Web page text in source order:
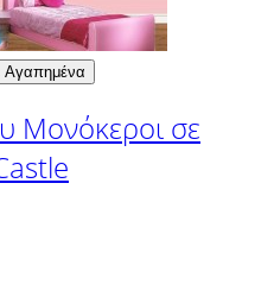
Αγαπημένα
Μονόκεροι σε